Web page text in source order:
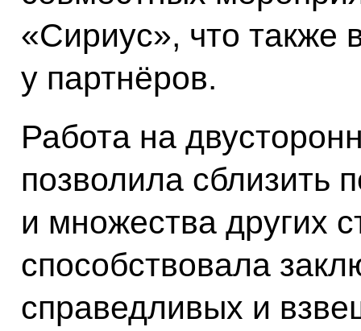
«Сириус», что также
у партнёров.
Работа на
позволила сблизить
и множества других
способствовала
справедливых и